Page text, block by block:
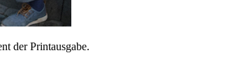
der Printausgabe.